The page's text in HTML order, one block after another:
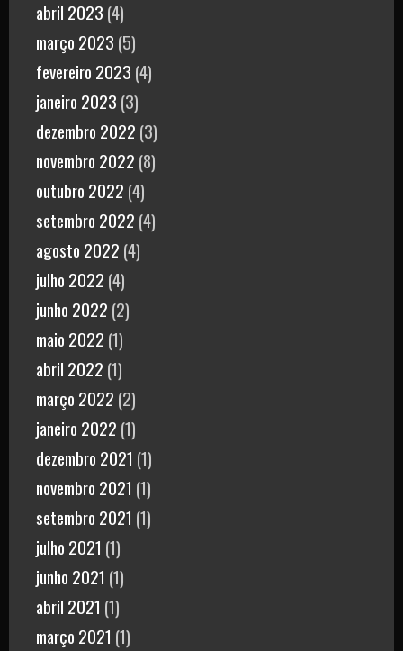
abril 2023 (4)
março 2023 (5)
fevereiro 2023 (4)
janeiro 2023 (3)
dezembro 2022 (3)
novembro 2022 (8)
outubro 2022 (4)
setembro 2022 (4)
agosto 2022 (4)
julho 2022 (4)
junho 2022 (2)
maio 2022 (1)
abril 2022 (1)
março 2022 (2)
janeiro 2022 (1)
dezembro 2021 (1)
novembro 2021 (1)
setembro 2021 (1)
julho 2021 (1)
junho 2021 (1)
abril 2021 (1)
março 2021 (1)